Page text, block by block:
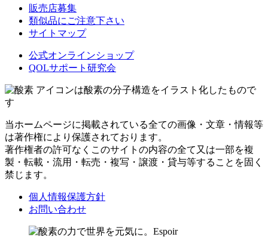
販売店募集
類似品にご注意下さい
サイトマップ
公式オンラインショップ
QOLサポート研究会
アイコンは酸素の分子構造をイラスト化したもので
す
当ホームページに掲載されている全ての画像・文章・情報等
は著作権により保護されております。
著作権者の許可なくこのサイトの内容の全て又は一部を複
製・転載・流用・転売・複写・譲渡・貸与等することを固く
禁じます。
個人情報保護方針
お問い合わせ